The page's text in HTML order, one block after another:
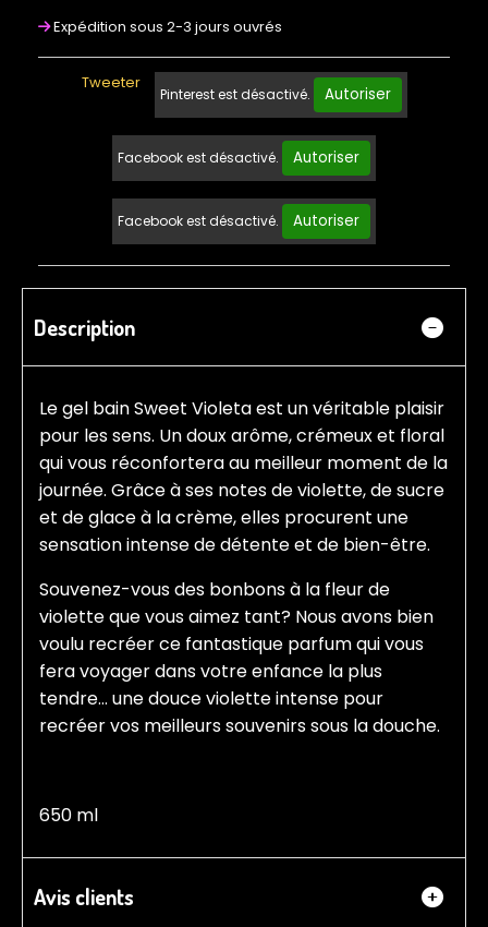
Expédition sous 2-3 jours ouvrés
Tweeter
Pinterest est désactivé. Autoriser
Facebook est désactivé. Autoriser
Facebook est désactivé. Autoriser
Description
Le gel bain Sweet Violeta est un véritable plaisir
pour les sens. Un doux arôme, crémeux et floral
qui vous réconfortera au meilleur moment de la
journée. Grâce à ses notes de violette, de sucre
et de glace à la crème, elles procurent une
sensation intense de détente et de bien-être.
Souvenez-vous des bonbons à la fleur de
violette que vous aimez tant? Nous avons bien
voulu recréer ce fantastique parfum qui vous
fera voyager dans votre enfance la plus
tendre... une douce violette intense pour
recréer vos meilleurs souvenirs sous la douche.
650 ml
Avis clients